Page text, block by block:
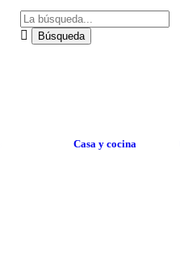
Casa y cocina